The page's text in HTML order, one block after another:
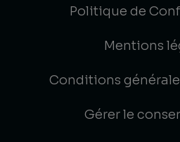
Politique de
Mentions
Conditions
Gérer le